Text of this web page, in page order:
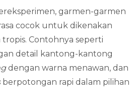
garmen-garmen
cocok untuk dikenakan
tropis. Contohnya seperti
detail kantong-kantong
dengan warna menawan, dan
berpotongan rapi dalam pilihan